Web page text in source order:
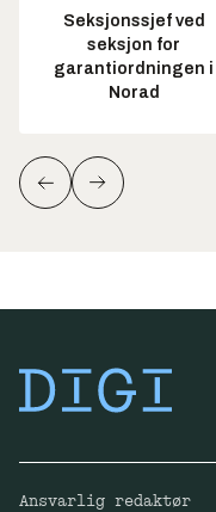
Seksjonssjef ved
seksjon for
garantiordningen i
Norad
Ansvarlig redaktør